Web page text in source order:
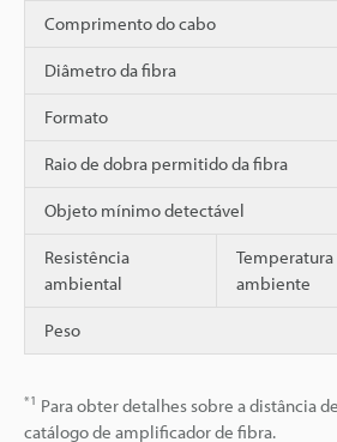
Comprimento do cabo
Diâmetro da fibra
Formato
Raio de dobra permitido da fibra
Objeto mínimo detectável
Resistência
ambiental
Temperatura
ambiente
Peso
*1 Para obter detalhes sobre a distância
catálogo de amplificador de fibra.